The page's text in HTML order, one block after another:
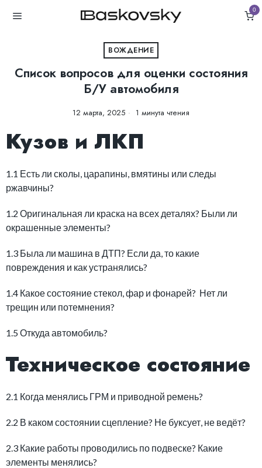
0
ВОЖДЕНИЕ
Список вопросов для оценки состояния
Б/У автомобиля
12 марта, 2025 1 минута чтения
Кузов и ЛКП
1.1 Есть ли сколы, царапины, вмятины или следы
ржавчины?
1.2 Оригинальная ли краска на всех деталях? Были ли
окрашенные элементы?
1.3 Была ли машина в ДТП? Если да, то какие
повреждения и как устранялись?
1.4 Какое состояние стекол, фар и фонарей? Нет ли
трещин или потемнения?
1.5 Откуда автомобиль?
Техническое состояние
2.1 Когда менялись ГРМ и приводной ремень?
2.2 В каком состоянии сцепление? Не буксует, не ведёт?
2.3 Какие работы проводились по подвеске? Какие
элементы менялись?